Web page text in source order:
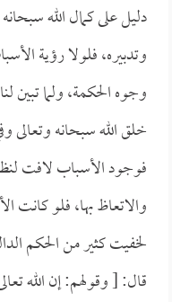
دليل على كمال الله
وتدبيره، فلولا رؤية
وجوه الحكمة، ولما تبين
خلق الله سبحانه وتعالى
فوجود الأسباب لافت
والاتعاظ بها، فلو كانت
لخفيت كثير من الحكم
قال: [ وقولهم: إن الله